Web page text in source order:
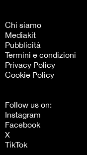
Chi siamo
Mediakit
Pubblicità
Termini e condizioni
Privacy Policy
Cookie Policy
Follow us on:
Instagram
Facebook
X
TikTok